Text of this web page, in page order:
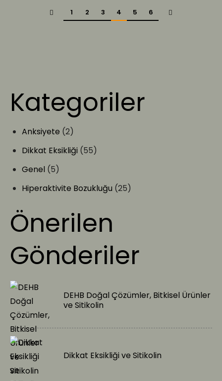
1 2 3 4 5 6
Kategoriler
Anksiyete (2)
Dikkat Eksikliği (55)
Genel (5)
Hiperaktivite Bozukluğu (25)
Önerilen
Gönderiler
DEHB Doğal Çözümler, Bitkisel Ürünler
ve Sitikolin
Dikkat Eksikliği ve Sitikolin